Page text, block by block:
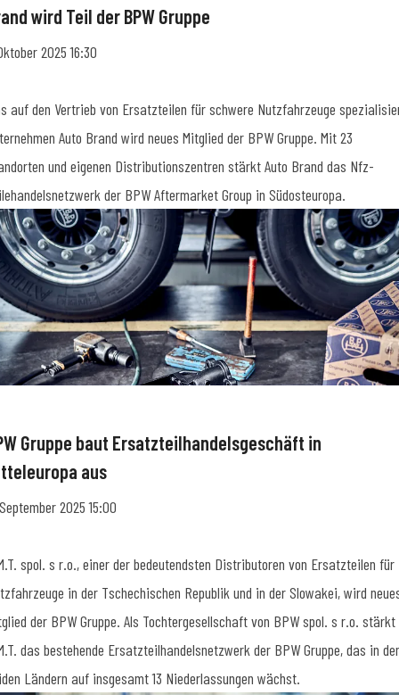
wird Teil der BPW Gruppe
2025 16:30
auf den Vertrieb von Ersatzteilen für schwere Nutzfahrzeuge
Auto Brand wird neues Mitglied der BPW Gruppe. Mit 23
und eigenen Distributionszentren stärkt Auto Brand das Nfz-
der BPW Aftermarket Group in Südosteuropa.
Gruppe baut Ersatzteilhandelsgeschäft in
aus
2025 15:00
spol. s r.o., einer der bedeutendsten Distributoren von Ersatzteilen für
in der Tschechischen Republik und in der Slowakei, wird
der BPW Gruppe. Als Tochtergesellschaft von BPW spol. s r.o. stärkt
das bestehende Ersatzteilhandelsnetzwerk der BPW Gruppe, das in
Ländern auf insgesamt 13 Niederlassungen wächst.